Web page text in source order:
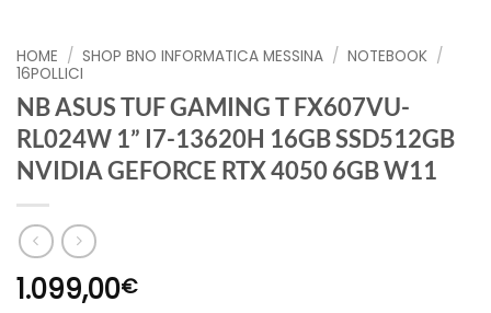
HOME / SHOP BNO INFORMATICA MESSINA / NOTEBOOK /
16POLLICI
NB ASUS TUF GAMING T FX607VU-
RL024W 1” I7-13620H 16GB SSD512GB
NVIDIA GEFORCE RTX 4050 6GB W11
1.099,00€